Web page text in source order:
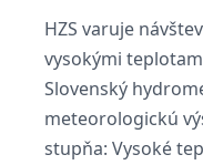
HZS varuje
vysokými
Slovenský
meteorologickú
stupňa: Vysoké